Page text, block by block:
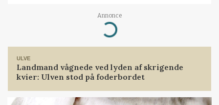
Annonce
Loading...
ULVE
Landmand vågnede ved lyden af skrigende
kvier: Ulven stod på foderbordet